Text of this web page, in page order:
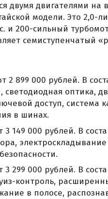
двумя двигателями
модели. Это 2,0-
и 200-сильный
семиступенчатый
2 899 000 рублей. В
светодиодная оптика,
доступ, система
в шинах.
149 000 рублей. В
299 000 рублей. В
контроль,
в полосе,